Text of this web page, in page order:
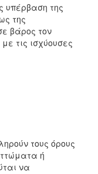
υπέρβαση της
της
βάρος τον
τις ισχύουσες
τους όρους
ή
να